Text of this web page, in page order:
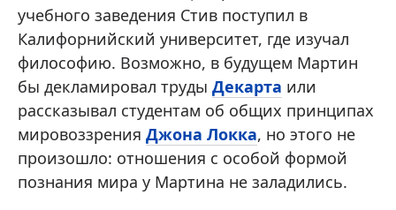
учебного заведения Стив поступил в
Калифорнийский университет, где изучал
философию. Возможно, в будущем Мартин
бы декламировал труды Декарта или
рассказывал студентам об общих принципах
мировоззрения Джона Локка, но этого не
произошло: отношения с особой формой
познания мира у Мартина не заладились.